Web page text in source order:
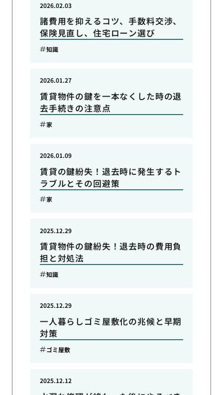
諸費用を抑えるコツ、手数料交渉、
保険見直し、住宅ローン選び
2026.02.03
知識
賃貸物件の鍵を一本なくした時の退
去手続きの注意点
2026.01.27
家
賃貸の鍵紛失！退去時に発生するト
ラブルとその回避策
2026.01.09
家
賃貸物件の鍵紛失！退去時の費用負
担と対処法
2025.12.29
知識
一人暮らしゴミ屋敷化の兆候と早期
対策
2025.12.29
ゴミ屋敷
2025.12.12